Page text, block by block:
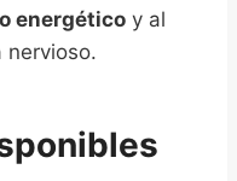
energético y al
nervioso.